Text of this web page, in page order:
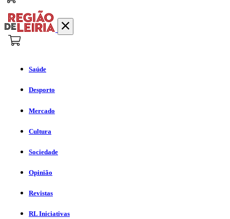
Saúde
Desporto
Mercado
Cultura
Sociedade
Opinião
Revistas
RL Iniciativas